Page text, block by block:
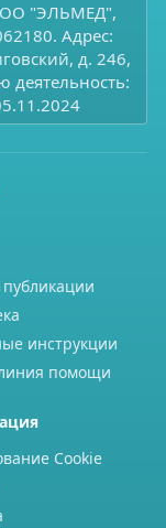
"ЭЛЬМЕД",
Адрес:
д. 246,
деятельность:
инструкции
помощи
Cookie